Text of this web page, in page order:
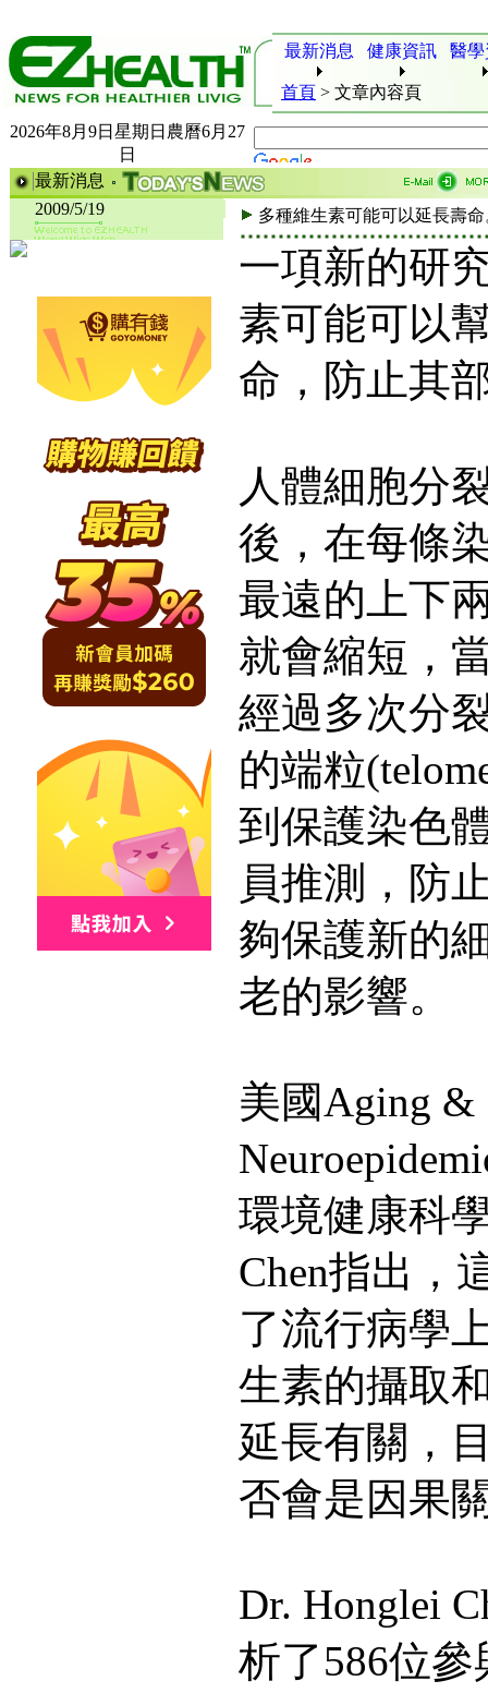
最新消息 健康資訊 醫
首頁 > 文章內容頁
2026年8月9日星期日農曆6月27
日
最新消息
2009/5/19
多種維生素可能可以延長壽命
一項新的研
素可能可以
命，防止其
人體細胞分
後，在每條
最遠的上下
就會縮短，
經過多次分
的端粒
到保護染色
員推測，防
夠保護新的
老的影響。
美國Aging &
環境健康科
Chen指出，
了流行病學
生素的攝取
延長有關，
否會是因果
Dr. Honglei
析了586位